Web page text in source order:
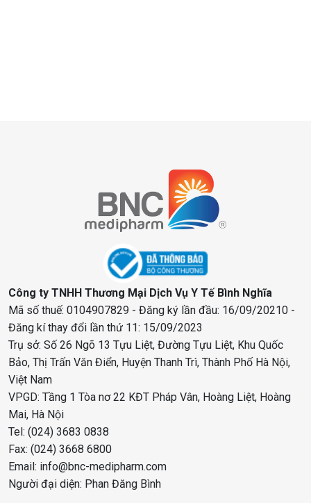
Công ty TNHH Thương Mại Dịch Vụ Y Tế Bình Nghĩa
Mã số thuế: 0104907829 - Đăng ký lần đầu: 16/09/20210 -
Đăng kí thay đổi lần thứ 11: 15/09/2023
Trụ sở: Số 26 Ngõ 13 Tựu Liệt, Đường Tựu Liệt, Khu Quốc
Bảo, Thị Trấn Văn Điển, Huyện Thanh Trì, Thành Phố Hà Nội,
Việt Nam
VPGD: Tầng 1 Tòa nơ 22 KĐT Pháp Vân, Hoàng Liệt, Hoàng
Mai, Hà Nội
Tel: (024) 3683 0838
Fax: (024) 3668 6800
Email: info@bnc-medipharm.com
Người đại diện: Phan Đăng Bình